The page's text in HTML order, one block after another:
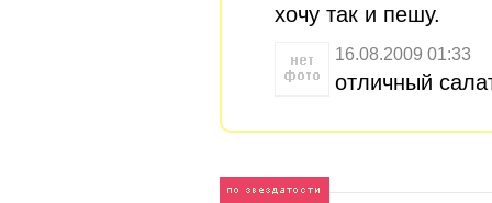
хочу так и пешу.
16.08.2009 01:33
отличный